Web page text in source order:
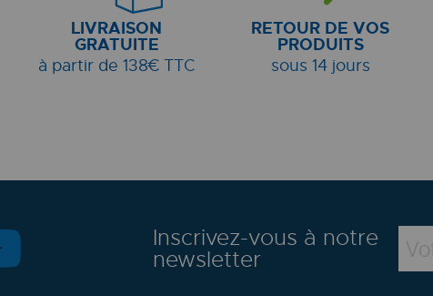
LIVRAISON
GRATUITE
à partir de 138€ TTC
RETOUR DE VOS
PRODUITS
sous 14 jours
Inscrivez-vous à notre
newsletter